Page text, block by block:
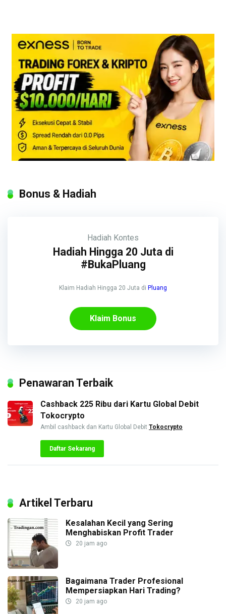
Bonus & Hadiah
Hadiah Kontes
Hadiah Hingga 20 Juta di
#BukaPluang
Klaim Hadiah Hingga 20 Juta di Pluang
Klaim Bonus
Penawaran Terbaik
Cashback 225 Ribu dari Kartu Global Debit
Tokocrypto
Ambil cashback dan Kartu Global Debit Tokocrypto
Daftar Sekarang
Artikel Terbaru
Kesalahan Kecil yang Sering
Menghabiskan Profit Trader
20 jam ago
Bagaimana Trader Profesional
Mempersiapkan Hari Trading?
20 jam ago